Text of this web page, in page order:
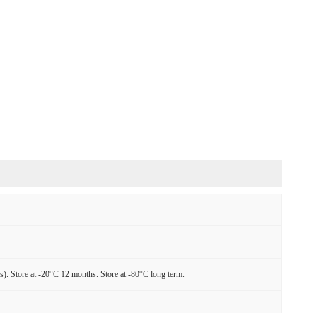
Store at -20°C 12 months. Store at -80°C long term.